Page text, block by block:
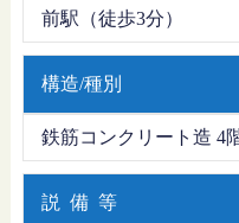
前駅（徒歩3分）
構造/種別
鉄筋コンクリート造 4
説 備 等